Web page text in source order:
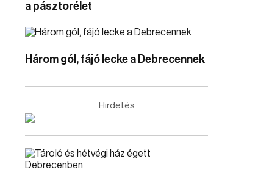
a pásztorélet
Három gól, fájó lecke a Debrecennek
Hirdetés